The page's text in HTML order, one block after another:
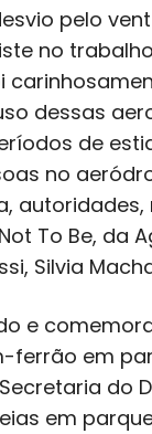
pelo
no
dessas
de
no
To Be, da
Silvia
e
em
em